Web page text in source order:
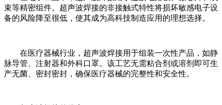
束等精密组件。超声波焊接的非接触式特性将损坏敏感电子设
备的风险降至很低，使其成为高科技制造应用的理想选择。
在医疗器械行业，超声波焊接用于组装一次性产品，如静
脉导管、注射器和外科口罩。该工艺无需粘合剂或溶剂即可生
产无菌、密封密封，确保医疗器械的完整性和安全性。